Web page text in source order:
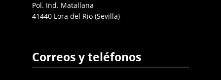
Pol. Ind. Matallana
41440 Lora del Rio (Sevilla)
Correos y teléfonos